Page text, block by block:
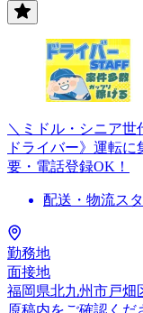
＼ミドル・シニア
ドライバー》運転
要・電話登録OK！
配送・物流ス
勤務地
面接地
福岡県北九州市戸畑
原稿内をご確認くだ